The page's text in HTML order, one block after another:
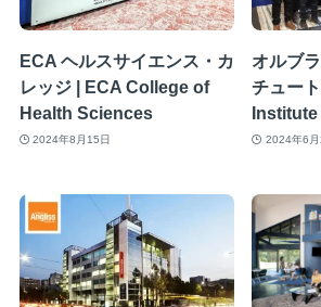
ECA ヘルスサイエンス・カ
レッジ | ECA College of
Health Sciences
2024年8月15日
オルブ
チュー
Institute
2024年6月